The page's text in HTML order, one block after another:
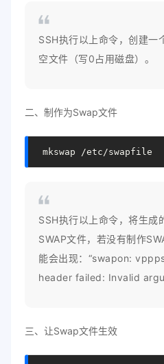
SSH执行以上命令，创建
空文件（写0占用磁盘）。
二、制作为Swap文件
mkswap /etc/swapfile
SSH执行以上命令，将生
SWAP文件，若没有制作
能会出现：“swapon:
header failed: Invalid
三、让Swap文件生效